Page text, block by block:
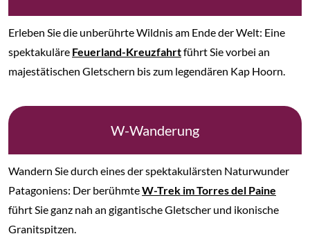
Erleben Sie die unberührte Wildnis am Ende der Welt: Eine
spektakuläre Feuerland-Kreuzfahrtführt Sie vorbei an
majestätischen Gletschern bis zum legendären Kap Hoorn.
W-Wanderung
Wandern Sie durch eines der spektakulärsten Naturwunder
Patagoniens: Der berühmteW-Trek im Torres del Paine
führt Sie ganz nah an gigantische Gletscher und ikonische
Granitspitzen.